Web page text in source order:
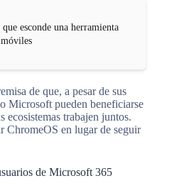
esconde una herramienta
de que, a pesar de sus
Microsoft pueden beneficiarse
ecosistemas trabajen juntos.
ChromeOS en lugar de seguir
de Microsoft 365